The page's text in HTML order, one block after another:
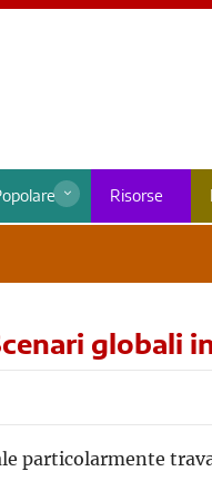
Risorse
globali
particolarmente